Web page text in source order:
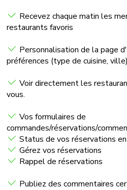
Recevez chaque matin les
restaurants favoris
Personnalisation de la page
préférences (type de cuisine,
Voir directement les
vous.
Vos formulaires de
commandes/réservations/
Status de vos réservations
Gérez vos réservations
Rappel de réservations
Publiez des commentaires